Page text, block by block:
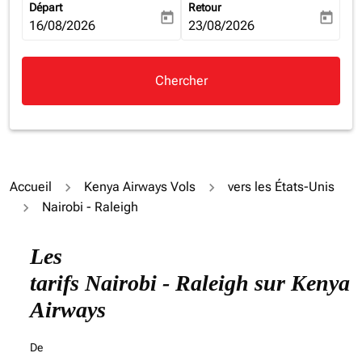
Départ
fc-booking-departure-date-aria-label
16/08/2026 today
Retour
fc-booking-return-date-aria-
23/08/2026 today
Chercher
Accueil Kenya Airways Vols
vers les États-Unis
Nairobi - Raleigh
Les
tarifs Nairobi - Raleigh sur Kenya
Airways
De